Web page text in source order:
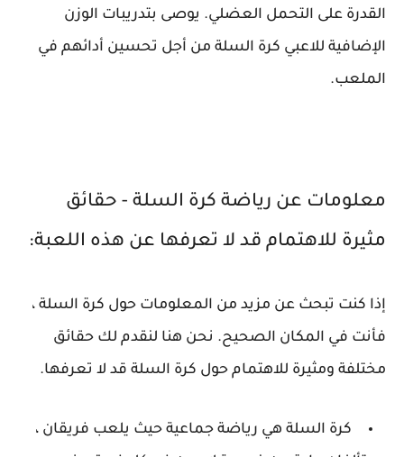
القدرة على التحمل العضلي. يوصى بتدريبات الوزن
الإضافية للاعبي كرة السلة من أجل تحسين أدائهم في
الملعب.
معلومات عن رياضة كرة السلة - حقائق
مثيرة للاهتمام قد لا تعرفها عن هذه اللعبة:
إذا كنت تبحث عن مزيد من المعلومات حول كرة السلة ،
فأنت في المكان الصحيح. نحن هنا لنقدم لك حقائق
مختلفة ومثيرة للاهتمام حول كرة السلة قد لا تعرفها.
كرة السلة هي رياضة جماعية حيث يلعب فريقان ،